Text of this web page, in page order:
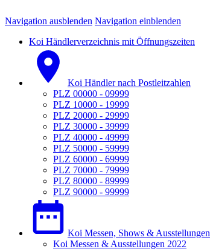
Navigation ausblenden Navigation einblenden
Koi Händlerverzeichnis mit Öffnungszeiten
Koi Händler nach Postleitzahlen
PLZ 00000 - 09999
PLZ 10000 - 19999
PLZ 20000 - 29999
PLZ 30000 - 39999
PLZ 40000 - 49999
PLZ 50000 - 59999
PLZ 60000 - 69999
PLZ 70000 - 79999
PLZ 80000 - 89999
PLZ 90000 - 99999
Koi Messen, Shows & Ausstellungen
Koi Messen & Ausstellungen 2022